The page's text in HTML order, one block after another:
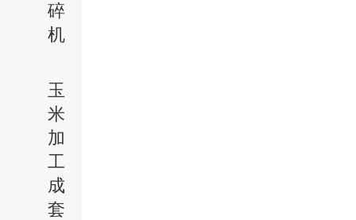
碎
机
玉
米
加
工
成
套